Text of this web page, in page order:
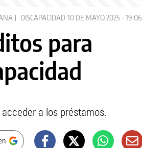
DISCAPACIDAD 10 DE MAYO 2025 - 19:06
para
a los préstamos.